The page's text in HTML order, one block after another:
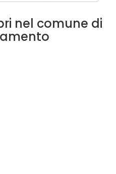
nel comune di